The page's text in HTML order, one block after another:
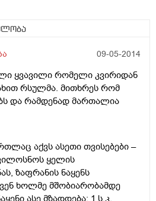
09-05-2014
ყვავილი რომელი კვირიდან
რსულმა. მითხრეს რომ
და რამდენად მართალია
აქვს ასეთი თვისებები –
ყელის
ზაფრანის ნაყენს
ხოლმე მშობიარობამდე